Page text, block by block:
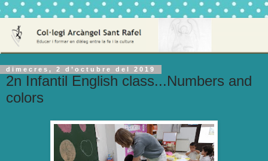
dimecres, 2 d’octubre del 2019
2n Infantil English class...Numbers and
colors